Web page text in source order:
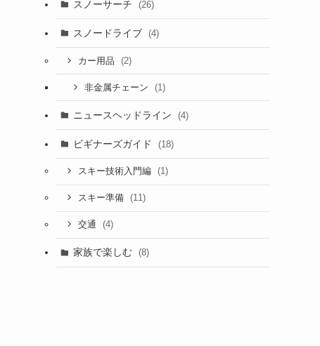
スノーサーチ (26)
スノードライブ (4)
カー用品 (2)
非金属チェーン (1)
ニュースヘッドライン (4)
ビギナーズガイド (18)
スキー技術入門編 (1)
スキー準備 (11)
交通 (4)
家族で楽しむ (8)